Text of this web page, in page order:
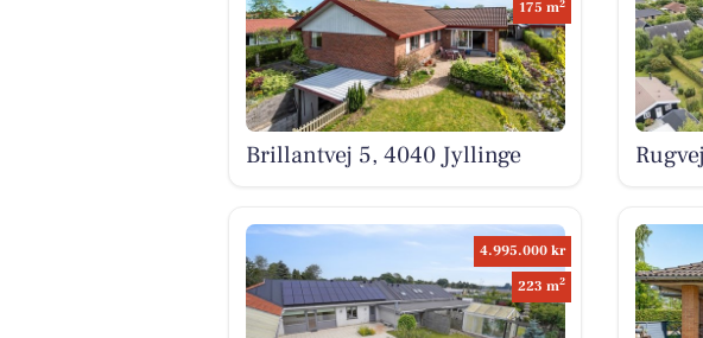
175 m2
Brillantvej 5, 4040 Jyllinge
4.995.000 kr
223 m2